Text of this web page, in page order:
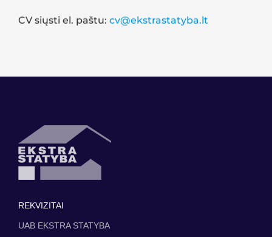
CV siųsti el. paštu: cv@ekstrastatyba.lt
REKVIZITAI
UAB EKSTRA STATYBA